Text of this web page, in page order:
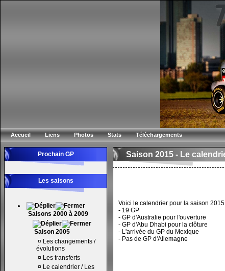
Accueil Liens Photos Stats Téléchargements
Prochain GP
Les saisons
Saisons 2000 à 2009
Saison 2005
¤ Les changements /
évolutions
¤ Les transferts
¤ Le calendrier / Les
Saison 2015 - Le
Voici le calendrier pour la saison
- 19 GP
- GP d'Australie pour l'ouverture
- GP d'Abu Dhabi pour la clôture
- L'arrivée du GP du Mexique
- Pas de GP d'Allemagne